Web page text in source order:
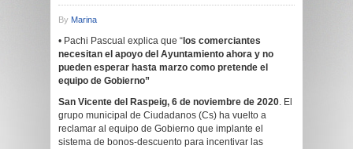
By Marina
• Pachi Pascual explica que “ los comerciantes
necesitan el apoyo del Ayuntamiento ahora y no
pueden esperar hasta marzo como pretende el
equipo de Gobierno”
San Vicente del Raspeig, 6 de noviembre de 2020. El
grupo municipal de Ciudadanos (Cs) ha vuelto a
reclamar al equipo de Gobierno que implante el
sistema de bonos-descuento para incentivar las